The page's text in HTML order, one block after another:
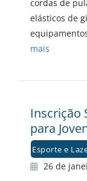
cordas de
elásticos de
mais
Inscrição
para
Esporte e
26 de